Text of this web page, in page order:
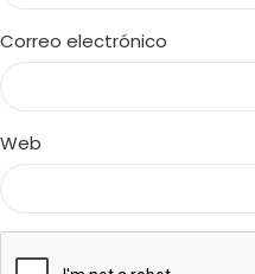
Correo electrónico
Web